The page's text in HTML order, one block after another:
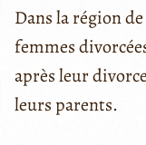
Dans la région de
femmes
après leur
leurs parents.